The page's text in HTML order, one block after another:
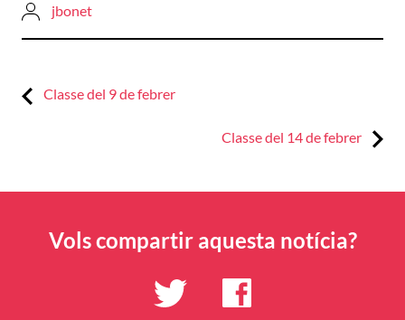
jbonet
Navegació
Previous:
Classe del 9 de febrer
Next:
Classe del 14 de febrer
Vols compartir aquesta notícia?